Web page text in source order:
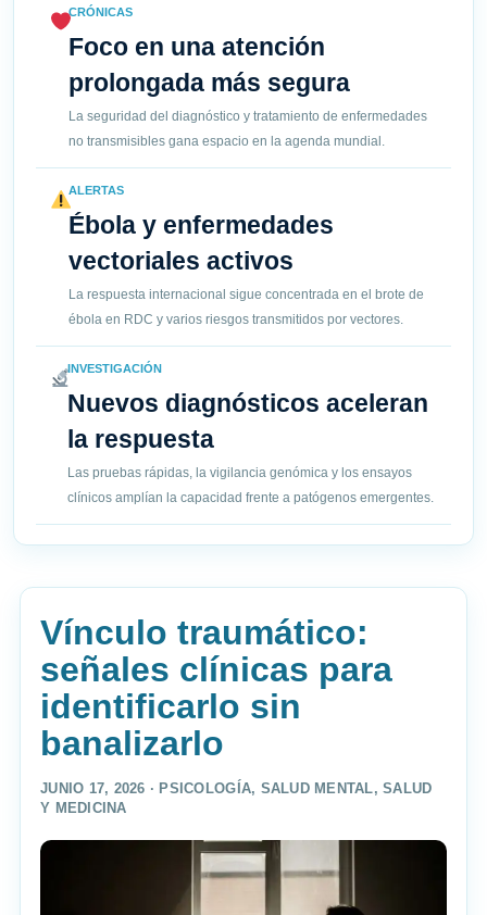
CRÓNICAS
Foco en una atención
prolongada más segura
La seguridad del diagnóstico y tratamiento de enfermedades
no transmisibles gana espacio en la agenda mundial.
ALERTAS
Ébola y enfermedades
vectoriales activos
La respuesta internacional sigue concentrada en el brote de
ébola en RDC y varios riesgos transmitidos por vectores.
INVESTIGACIÓN
Nuevos diagnósticos aceleran
la respuesta
Las pruebas rápidas, la vigilancia genómica y los ensayos
clínicos amplían la capacidad frente a patógenos emergentes.
Vínculo traumático:
señales clínicas para
identificarlo sin
banalizarlo
JUNIO 17, 2026 · PSICOLOGÍA, SALUD MENTAL,SALUD
Y MEDICINA